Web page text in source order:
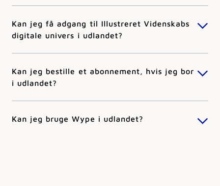
Kan jeg få adgang til Illustreret Videnskabs
digitale univers i udlandet?
Kan jeg bestille et abonnement, hvis jeg bor
i udlandet?
Kan jeg bruge Wype i udlandet?